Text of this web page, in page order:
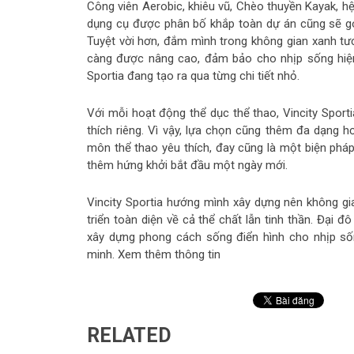
Công viên Aerobic, khiêu vũ, Chèo thuyền Kayak,
dụng cụ được phân bố khắp toàn dự án cũng sẽ
Tuyệt vời hơn, đắm mình trong không gian xanh
càng được nâng cao, đảm bảo cho nhịp sống
Sportia đang tạo ra qua từng chi tiết nhỏ.
Với mỗi hoạt động thể dục thể thao, Vincity
thích riêng. Vì vậy, lựa chọn cũng thêm đa dạng
môn thể thao yêu thích, đay cũng là một biện
thêm hứng khởi bắt đầu một ngày mới.
Vincity Sportia hướng mình xây dựng nên không
triển toàn diện về cả thể chất lẫn tinh thần. Đại
xây dựng phong cách sống điển hình cho nhịp
minh. Xem thêm thông tin
RELATED